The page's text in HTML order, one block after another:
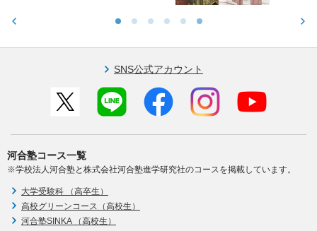
SNS公式アカウント
河合塾コース一覧
※学校法人河合塾と株式会社河合塾進学研究社のコースを掲載しています。
大学受験科 （高卒生）
高校グリーンコース（高校生）
河合塾SINKA （高校生）